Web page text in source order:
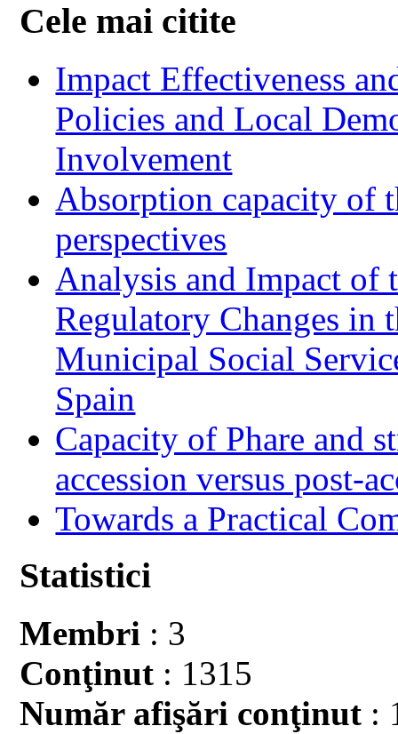
Cele mai citite
Impact Effectiveness
Policies and Local
Involvement
Absorption capacity of
perspectives
Analysis and Impact of
Regulatory Changes in
Municipal Social
Spain
Capacity of Phare and
accession versus post-
Towards a Practical
Statistici
Membri : 3
Conţinut : 1315
Număr afişări conţinut :